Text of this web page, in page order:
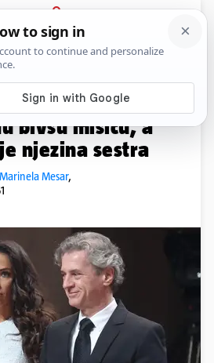
PRIJAVA
Show Komentari
oženio je 19
bivšu misicu, a
njezina sestra
Marinela Mesar,